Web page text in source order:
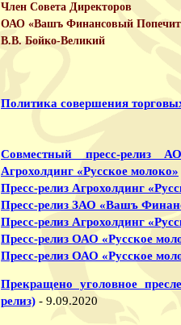
Член Совета Директоров
ОАО «Вашъ Финансовый
В.В. Бойко-Великий
Политика совершения
Совместный пресс-релиз
Агрохолдинг «Русское молоко»
Пресс-релиз Агрохолдинг
Пресс-релиз ЗАО «Вашъ
Пресс-релиз Агрохолдинг
Пресс-релиз ОАО «Русское
Пресс-релиз ОАО «Русское
Прекращено уголовное
релиз) - 9.09.2020